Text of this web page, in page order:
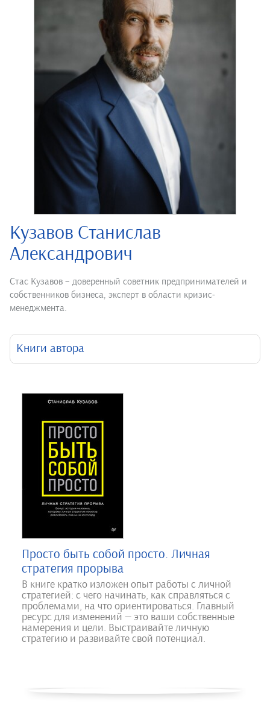
Кузавов Станислав
Александрович
Стас Кузавов – доверенный советник предпринимателей и
собственников бизнеса, эксперт в области кризис-
менеджмента.
Книги автора
Просто быть собой просто. Личная
стратегия прорыва
В книге кратко изложен опыт работы с личной
стратегией: с чего начинать, как справляться с
проблемами, на что ориентироваться. Главный
ресурс для изменений — это ваши собственные
намерения и цели. Выстраивайте личную
стратегию и развивайте свой потенциал.